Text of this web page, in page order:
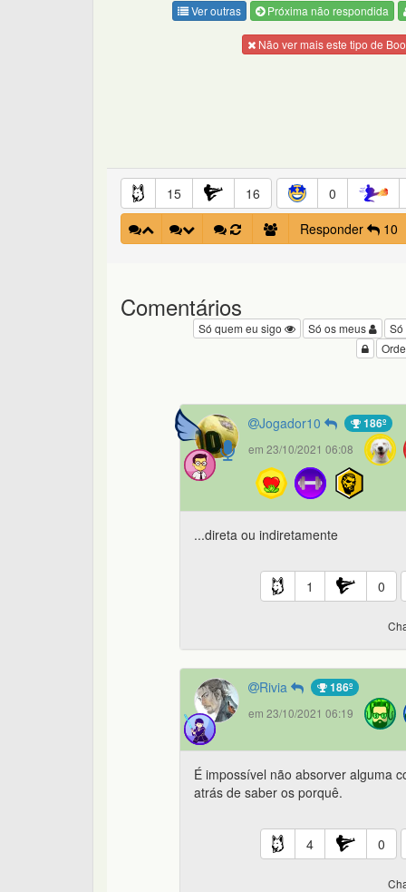
Ver outras Próxima não respondida
Não ver mais este tipo de
15 16
0
Responder
10
Comentários
Só os meus
Só quem eu sigo
Jogador10 186º
em 23/10/2021 06:08
...direta ou indiretamente
1 0
Rivia 186º
em 23/10/2021 06:19
É impossível não absorver alguma
atrás de saber os porquê.
4 0